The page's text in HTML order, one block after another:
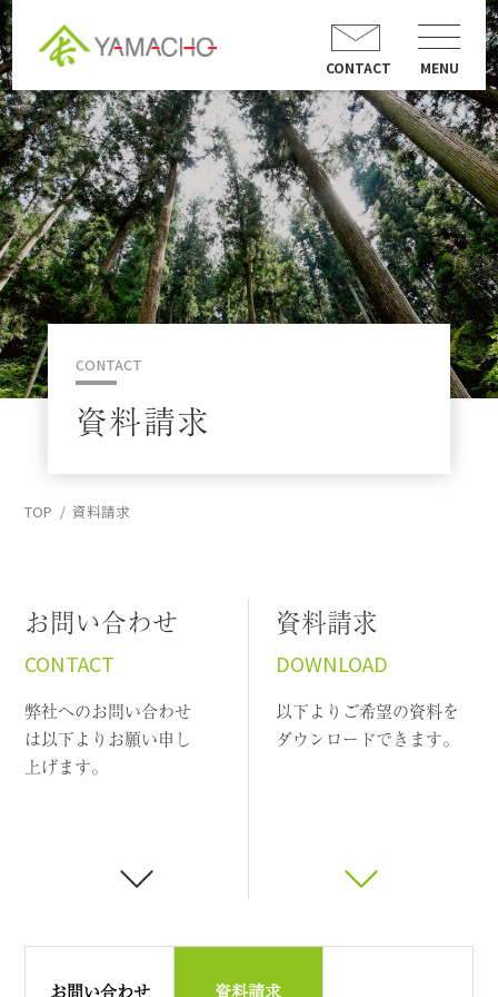
MENU
CONTACT
CONTACT
資料請求
TOP 資料請求
お問い合わせ
CONTACT
弊社へのお問い合わせ
は以下よりお願い申し
上げます。
資料請求
DOWNLOAD
以下よりご希望の資料を
ダウンロードできます。
お問い合わせ 資料請求